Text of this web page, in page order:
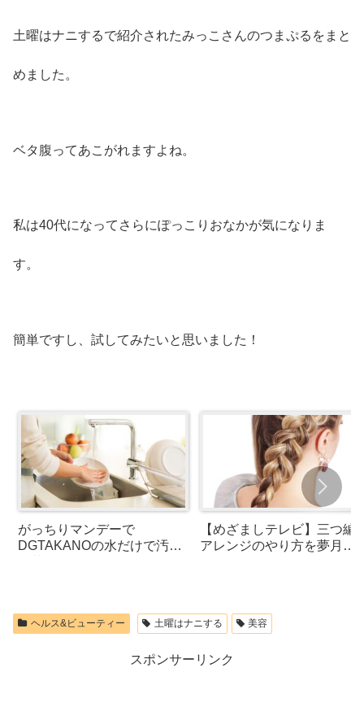
土曜はナニするで紹介されたみっこさんのつまぷるをまと
めました。
ベタ腹ってあこがれますよね。
私は40代になってさらにぽっこりおなかが気になりま
す。
簡単ですし、試してみたいと思いました！
がっちりマンデーで
DGTAKANOの水だけで汚れ
【めざましテレビ】三つ編
アレンジのやり方を夢月
ヘルス&ビューティー 土曜はナニする 美容
スポンサーリンク